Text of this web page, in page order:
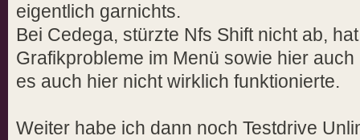
eigentlich garnichts.
Bei Cedega, stürzte Nfs Shift nicht ab,
Grafikprobleme im Menü sowie hier
es auch hier nicht wirklich funktionierte.
Weiter habe ich dann noch Testdrive